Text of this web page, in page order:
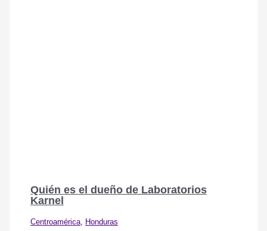
Quién es el dueño de Laboratorios
Karnel
Centroamérica, Honduras